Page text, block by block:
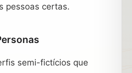
pessoas certas.
semi-fictícios que